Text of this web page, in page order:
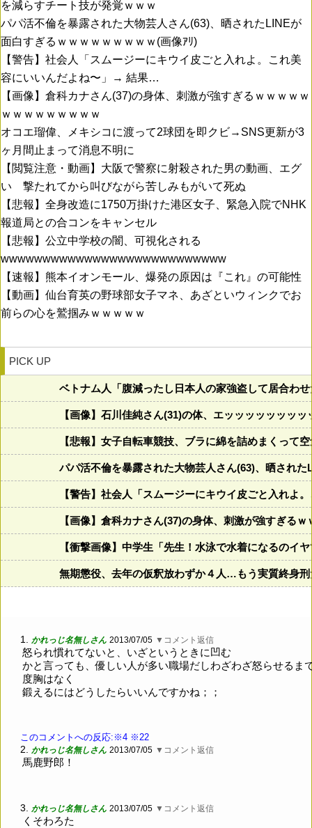
を減らすチート技が発覚ｗｗｗ
パパ活不倫を暴露された大物芸人さん(63)、晒されたLINEが
面白すぎるｗｗｗｗｗｗｗｗｗ(画像ｱﾘ)
【警告】社会人「スムージーにキウイ皮ごと入れよ。これ美
容にいいんだよね〜」→ 結果…
【画像】倉科カナさん(37)の身体、刺激が強すぎるｗｗｗｗｗ
ｗｗｗｗｗｗｗｗｗ
オコエ瑠偉、メキシコに渡って2球団を即クビ→SNS更新が3
ヶ月間止まって消息不明に
【閲覧注意・動画】大阪で警察に射殺された男の動画、エグ
い 撃たれてから叫びながら苦しみもがいて死ぬ
【悲報】全身改造に1750万掛けた港区女子、緊急入院でNHK
報道局との合コンをキャンセル
【悲報】公立中学校の闇、可視化される
wwwwwwwwwwwwwwwwwwwwwwwwwww
【速報】熊本イオンモール、爆発の原因は『これ』の可能性
【動画】仙台育英の野球部女子マネ、あざといウィンクでお
前らの心を鷲掴みｗｗｗｗｗ
PICK UP
ベトナム人「腹減ったし日本人の家強盗して居合わ
【画像】石川佳純さん(31)の体、エッッッッッッッ
【悲報】女子自転車競技、ブラに綿を詰めまくって
パパ活不倫を暴露された大物芸人さん(63)、晒され
【警告】社会人「スムージーにキウイ皮ごと入れ
【画像】倉科カナさん(37)の身体、刺激が強すぎる
【衝撃画像】中学生「先生！水泳で水着になるの
無期懲役、去年の仮釈放わずか４人…もう実質終身刑
1. かれっじ名無しさん 2013/07/05 ▼コメント返信
怒られ慣れてないと、いざというときに凹む
かと言っても、優しい人が多い職場だしわざわざ怒らせるま
度胸はなく
鍛えるにはどうしたらいいんですかね；；
このコメントへの反応:※4 ※22
2. かれっじ名無しさん 2013/07/05 ▼コメント返信
馬鹿野郎！
3. かれっじ名無しさん 2013/07/05 ▼コメント返信
くそわろた